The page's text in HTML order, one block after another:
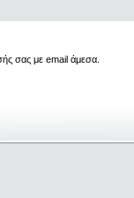
σας με email άμεσα.